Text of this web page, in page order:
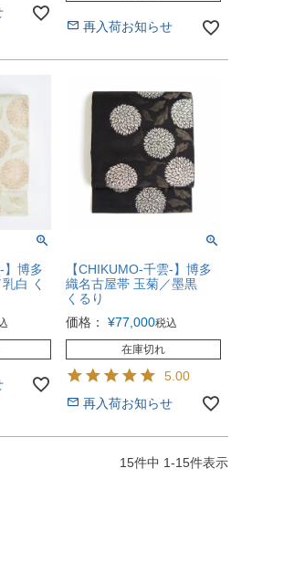
再入荷お知らせ
】博多
白 く
【CHIKUMO-千雲-】博多
織名古屋帯 玉菊／墨黒
くるり
価格：
¥77,000税込
在庫切れ
5.00
再入荷お知らせ
15件中 1-15件表示